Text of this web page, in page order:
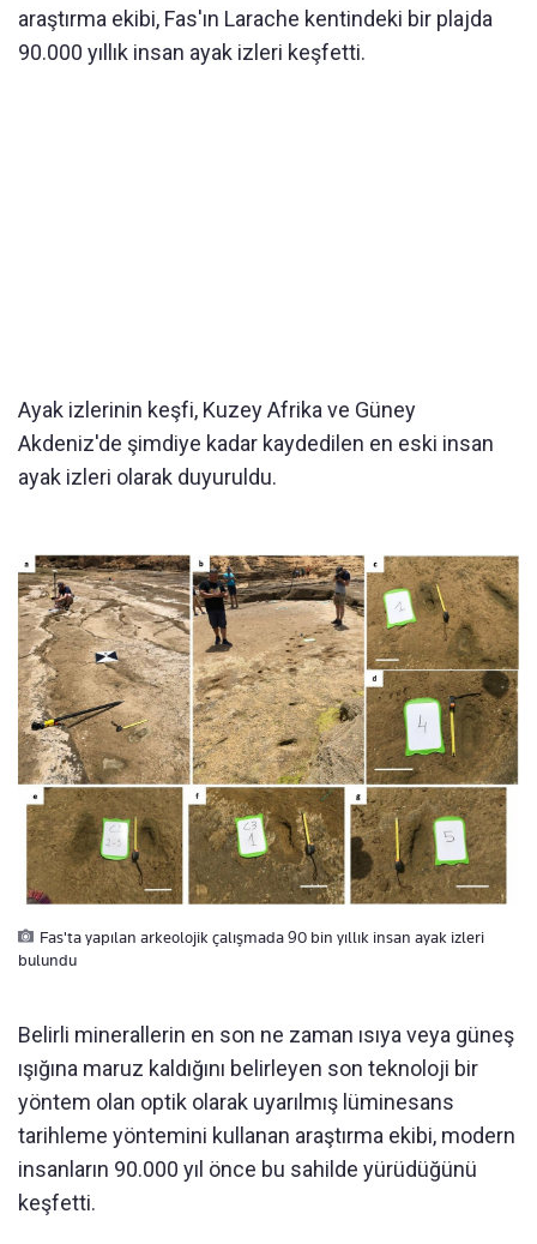
araştırma ekibi, Fas'ın Larache kentindeki bir plajda
90.000 yıllık insan ayak izleri keşfetti.
Ayak izlerinin keşfi, Kuzey Afrika ve Güney
Akdeniz'de şimdiye kadar kaydedilen en eski insan
ayak izleri olarak duyuruldu.
Fas'ta yapılan arkeolojik çalışmada 90 bin yıllık insan ayak izleri
bulundu
Belirli minerallerin en son ne zaman ısıya veya güneş
ışığına maruz kaldığını belirleyen son teknoloji bir
yöntem olan optik olarak uyarılmış lüminesans
tarihleme yöntemini kullanan araştırma ekibi, modern
insanların 90.000 yıl önce bu sahilde yürüdüğünü
keşfetti.